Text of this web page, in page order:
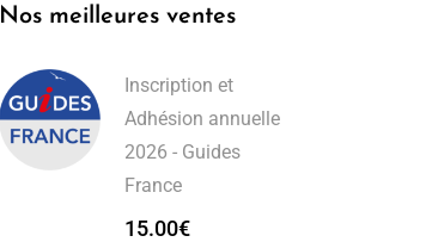
Nos meilleures ventes
Inscription et
Adhésion annuelle
2026 - Guides
France
15.00€